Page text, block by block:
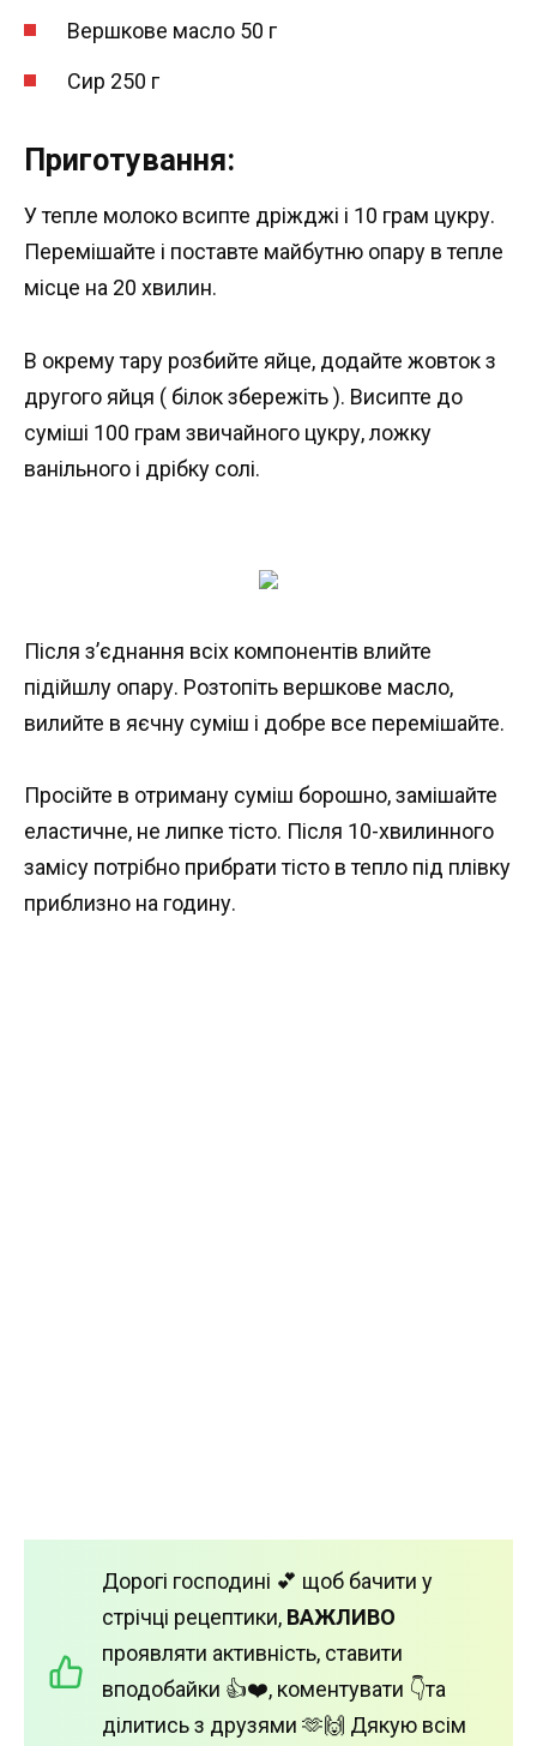
Вершкове масло 50 г
Сир 250 г
Приготування:
У тепле молоко всипте дріжджі і 10 грам цукру.
Перемішайте і поставте майбутню опару в тепле
місце на 20 хвилин.
В окрему тару розбийте яйце, додайте жовток з
другого яйця ( білок збережіть ). Висипте до
суміші 100 грам звичайного цукру, ложку
ванільного і дрібку солі.
Після з’єднання всіх компонентів влийте
підійшлу опару. Розтопіть вершкове масло,
вилийте в яєчну суміш і добре все перемішайте.
Просійте в отриману суміш борошно, замішайте
еластичне, не липке тісто. Після 10-хвилинного
замісу потрібно прибрати тісто в тепло під плівку
приблизно на годину.
Дорогі господині 💕 щоб бачити у
стрічці рецептики, ВАЖЛИВО
проявляти активність, ставити
вподобайки 👍❤️, коментувати 👇та
ділитись з друзями 🫶🙌 Дякую всім